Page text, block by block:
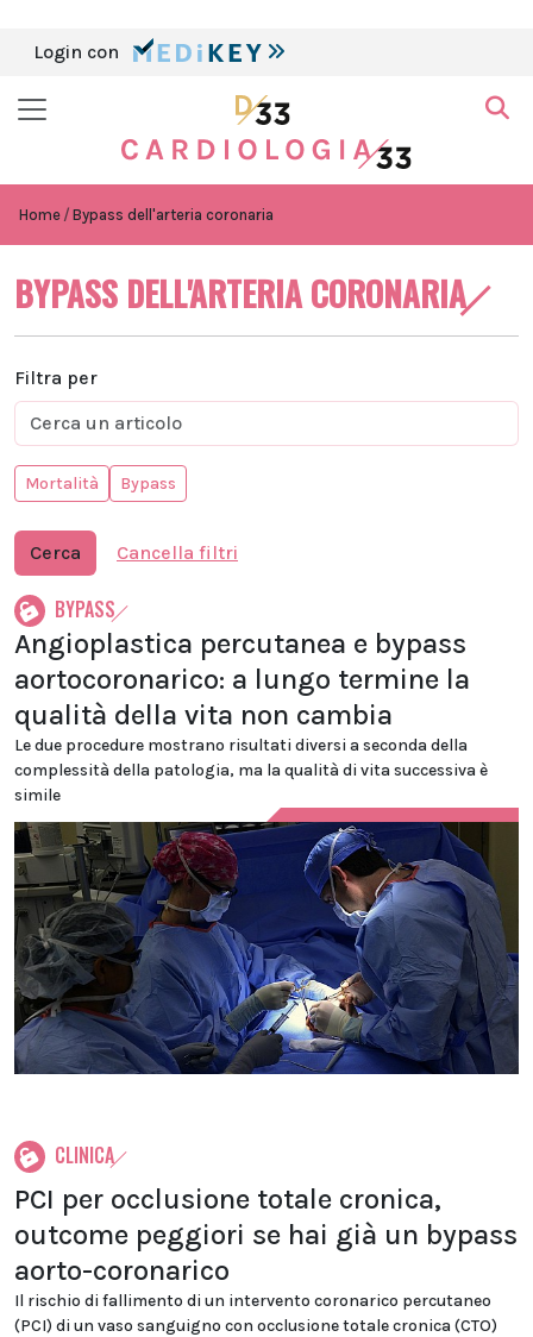
Login con
Home Bypass dell'arteria coronaria
BYPASS DELL'ARTERIA CORONARIA
Filtra per
Mortalità Bypass
Cerca Cancella filtri
BYPASS
Angioplastica percutanea e bypass
aortocoronarico: a lungo termine la
qualità della vita non cambia
Le due procedure mostrano risultati diversi a seconda della
complessità della patologia, ma la qualità di vita successiva è
simile
CLINICA
PCI per occlusione totale cronica,
outcome peggiori se hai già un bypass
aorto-coronarico
Il rischio di fallimento di un intervento coronarico percutaneo
(PCI) di un vaso sanguigno con occlusione totale cronica (CTO)